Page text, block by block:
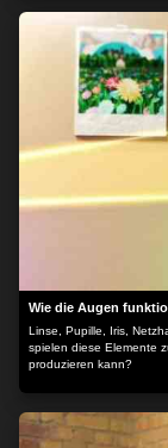
Wie die Augen
Linse, Pupille, Iris,
spielen diese Elemente
produzieren kann?